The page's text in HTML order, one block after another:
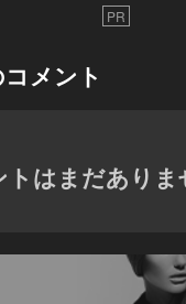
PR
メント
トはまだありま